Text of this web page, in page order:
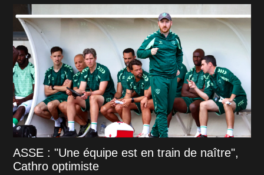
ASSE : "Une équipe est en train de naître",
Cathro optimiste